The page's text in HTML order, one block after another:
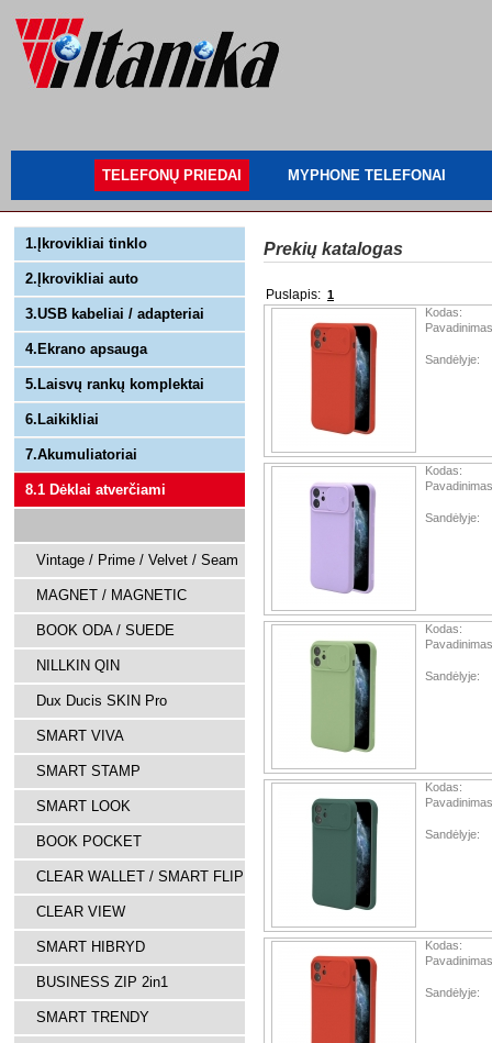
TELEFONŲ PRIEDAI MYPHONE TELEFONAI
1.Įkrovikliai tinklo
2.Įkrovikliai auto
3.USB kabeliai / adapteriai
4.Ekrano apsauga
5.Laisvų rankų komplektai
6.Laikikliai
7.Akumuliatoriai
8.1 Dėklai atverčiami
Vintage / Prime / Velvet / Seam
MAGNET / MAGNETIC
BOOK ODA / SUEDE
NILLKIN QIN
Dux Ducis SKIN Pro
SMART VIVA
SMART STAMP
SMART LOOK
BOOK POCKET
CLEAR WALLET / SMART FLIP
CLEAR VIEW
SMART HIBRYD
BUSINESS ZIP 2in1
SMART TRENDY
Prekių katalogas
Puslapis: 1
Kodas:
Sandėlyje:
Kodas:
Sandėlyje:
Kodas:
Sandėlyje:
Kodas:
Sandėlyje:
Kodas:
Sandėlyje: